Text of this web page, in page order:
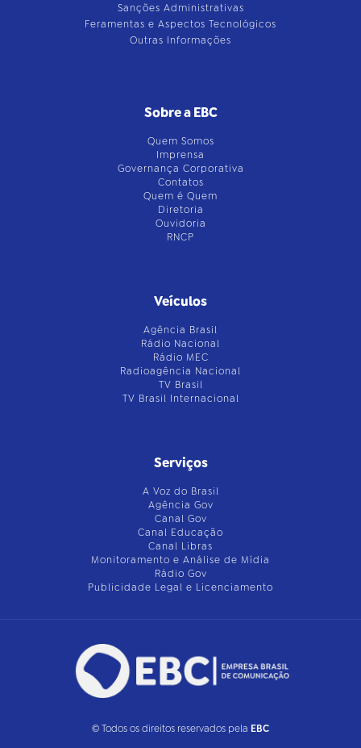
Sanções Administrativas
Feramentas e Aspectos Tecnológicos
Outras Informações
Sobre a EBC
Quem Somos
Imprensa
Governança Corporativa
Contatos
Quem é Quem
Diretoria
Ouvidoria
RNCP
Veículos
Agência Brasil
Rádio Nacional
Rádio MEC
Radioagência Nacional
TV Brasil
TV Brasil Internacional
Serviços
A Voz do Brasil
Agência Gov
Canal Gov
Canal Educação
Canal Libras
Monitoramento e Análise de Mídia
Rádio Gov
Publicidade Legal e Licenciamento
© Todos os direitos reservados pela EBC